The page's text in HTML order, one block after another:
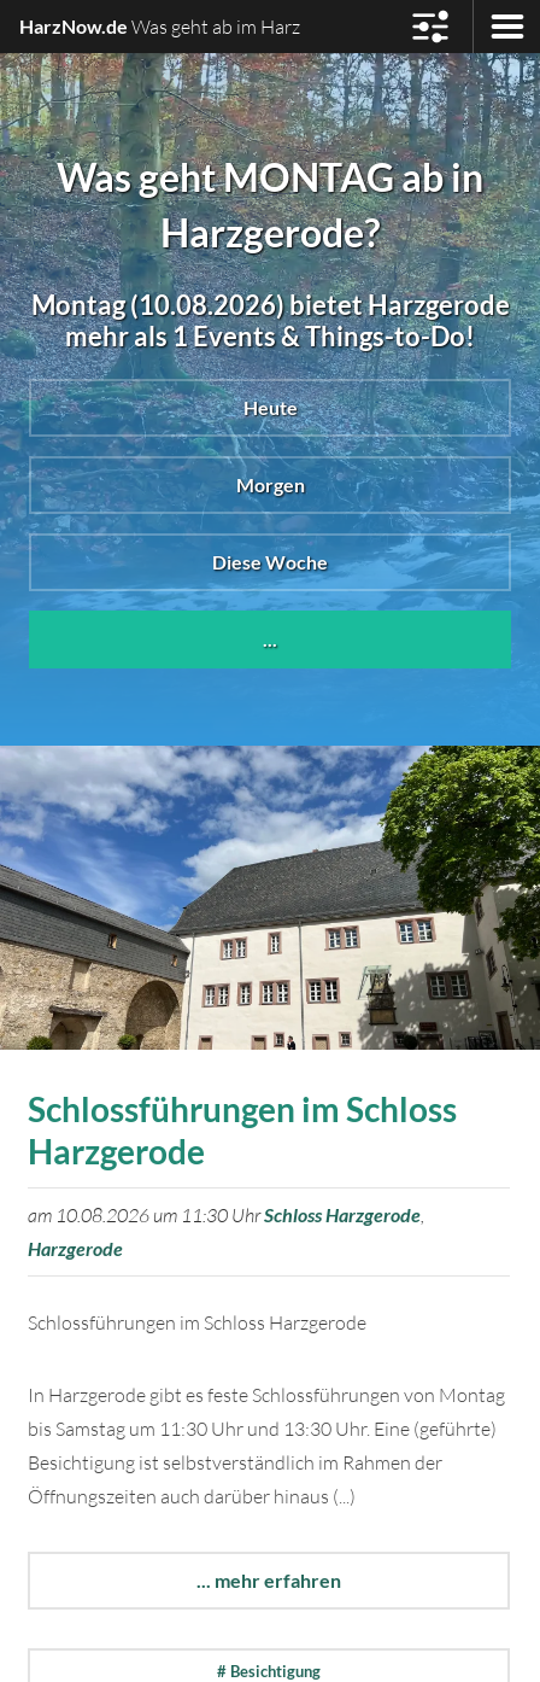
HarzNow.de Was geht ab im Harz
Was geht MONTAG ab in
Harzgerode?
Montag (10.08.2026) bietet Harzgerode
mehr als 1 Events & Things-to-Do!
Heute
Morgen
Diese Woche
Schlossführungen im Schloss
Harzgerode
am 10.08.2026 um 11:30 UhrSchloss Harzgerode
Harzgerode
Schlossführungen im Schloss Harzgerode
In Harzgerode gibt es feste Schlossführungen von Montag
bis Samstag um 11:30 Uhr und 13:30 Uhr. Eine (geführte)
Besichtigung ist selbstverständlich im Rahmen der
Öffnungszeiten auch darüber hinaus (...)
... mehr erfahren
# Besichtigung